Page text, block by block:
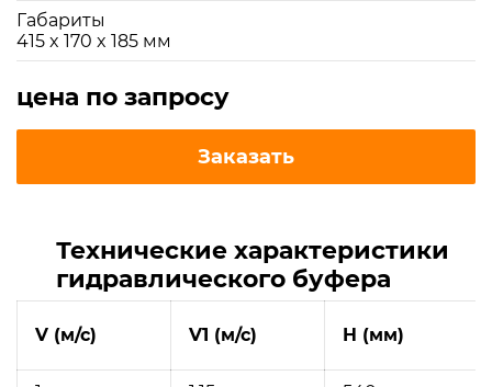
Габариты
415 x 170 x 185 мм
цена по запросу
Заказать
Технические характеристики
гидравлического буфера
V (м/с) V1 (м/с) H (мм)